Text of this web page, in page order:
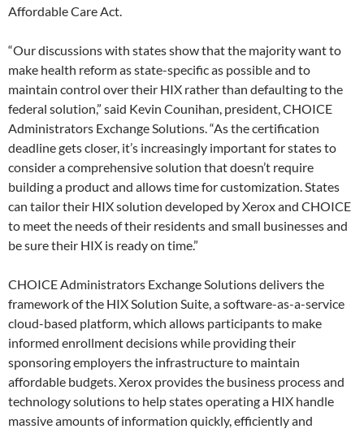
Affordable Care Act.
“Our discussions with states show that the majority want to
make health reform as state-specific as possible and to
maintain control over their HIX rather than defaulting to the
federal solution,” said Kevin Counihan, president, CHOICE
Administrators Exchange Solutions. “As the certification
deadline gets closer, it’s increasingly important for states to
consider a comprehensive solution that doesn’t require
building a product and allows time for customization. States
can tailor their HIX solution developed by Xerox and CHOICE
to meet the needs of their residents and small businesses and
be sure their HIX is ready on time.”
CHOICE Administrators Exchange Solutions delivers the
framework of the HIX Solution Suite, a software-as-a-service
cloud-based platform, which allows participants to make
informed enrollment decisions while providing their
sponsoring employers the infrastructure to maintain
affordable budgets. Xerox provides the business process and
technology solutions to help states operating a HIX handle
massive amounts of information quickly, efficiently and